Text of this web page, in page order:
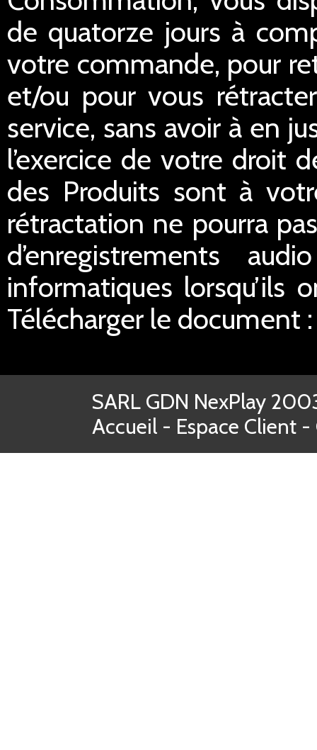
de quatorze jours à
votre commande, pour
et/ou pour vous
service, sans avoir à en
l’exercice de votre droit
des Produits sont à
rétractation ne pourra
d’enregistrements
informatiques lorsqu’ils
Télécharger le document
SARL GDN NexPlay
Accueil - Espace Client -